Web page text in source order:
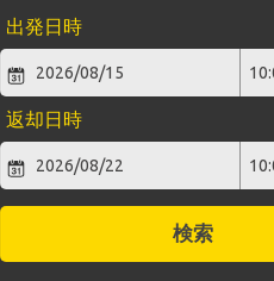
出発日時
返却日時
検索